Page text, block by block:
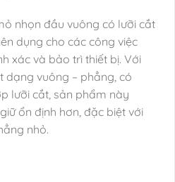
nhọn đầu vuông có lưỡi cắt
dụng cho các công việc
xác và bảo trì thiết bị. Với
dạng vuông – phẳng, có
lưỡi cắt, sản phẩm này
ổn định hơn, đặc biệt với
nhỏ.